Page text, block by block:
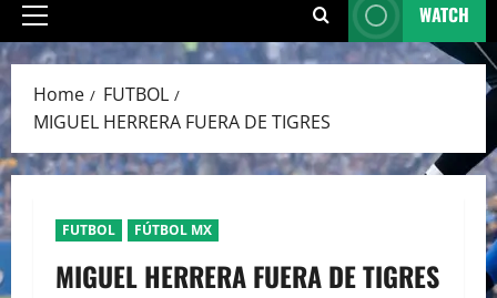
Primary
Menu
WATCH
Home
FUTBOL
MIGUEL HERRERA FUERA DE TIGRES
FUTBOL FÚTBOL MX
MIGUEL HERRERA FUERA DE TIGRES